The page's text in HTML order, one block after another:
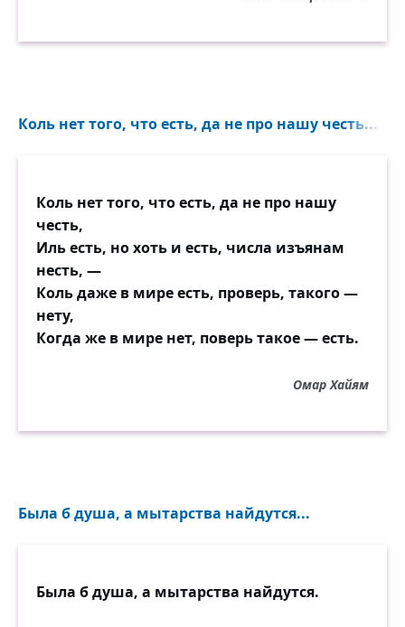
Коль нет того, что есть, да не про нашу честь...
Коль нет того, что есть, да не про нашу
честь,
Иль есть, но хоть и есть, числа изъянам
несть, —
Коль даже в мире есть, проверь, такого —
нету,
Когда же в мире нет, поверь такое — есть.
Омар Хайям
Была б душа, а мытарства найдутся...
Была б душа, а мытарства найдутся.